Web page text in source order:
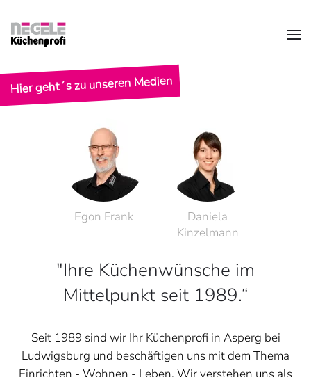
Zum Hauptinhalt springen
Hier geht´s zu unseren Medien
Planung, Beratung, Durchführung und Service.
Ihr Ansprechpartner für individuelle
Wohnraumgestaltung.
Egon Frank
Daniela
Kinzelmann
"Ihre Küchenwünsche im
Mittelpunkt seit 1989.“
Seit 1989 sind wir Ihr Küchenprofi in Asperg bei
Ludwigsburg und beschäftigen uns mit dem Thema